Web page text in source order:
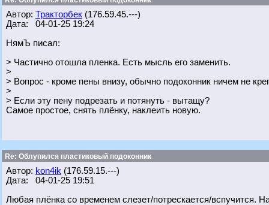
Автор: Тракторбек (176.59.45.---)
Дата: 04-01-25 19:24
НямЪ писал:
> Частично отошла пленка. Есть мысль его заменить.
>
> Вопрос - кроме пены внизу, обычно подоконник ничем не
>
> Если эту пену подрезать и потянуть - вытащу?
Самое простое, снять плёнку, наклеить новую.
Re: Облупился пластиковый подоконник
Автор: kon4ik (176.59.15.---)
Дата: 04-01-25 19:51
Любая плёнка со временем слезет/потрескается/